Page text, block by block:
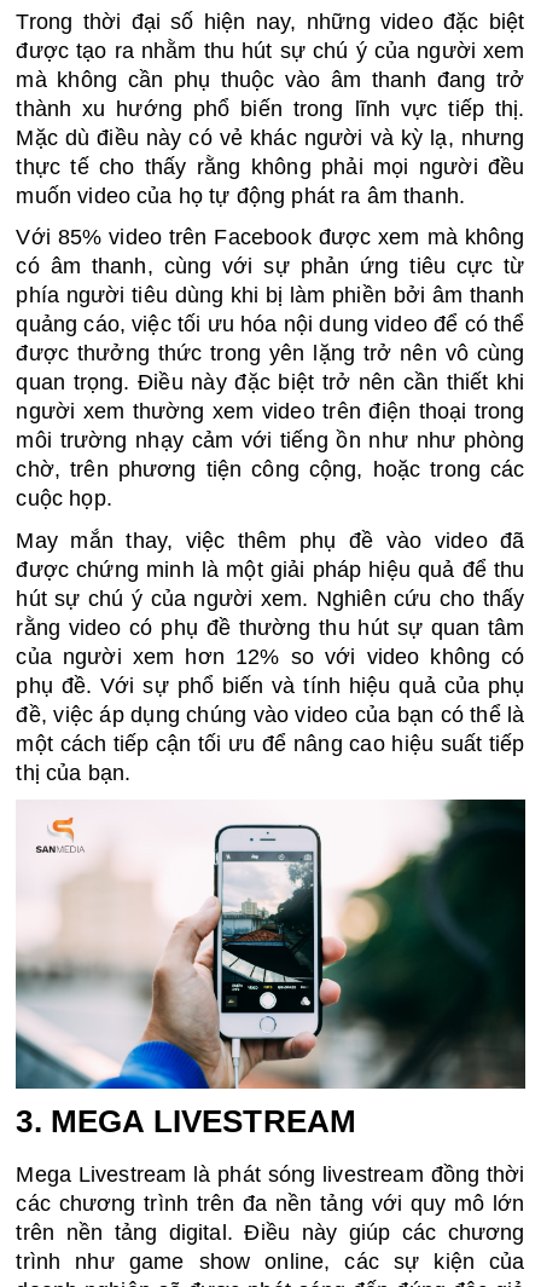
Trong thời đại số hiện nay, những video đặc biệt
được tạo ra nhằm thu hút sự chú ý của người xem
mà không cần phụ thuộc vào âm thanh đang trở
thành xu hướng phổ biến trong lĩnh vực tiếp thị.
Mặc dù điều này có vẻ khác người và kỳ lạ, nhưng
thực tế cho thấy rằng không phải mọi người đều
muốn video của họ tự động phát ra âm thanh.
Với 85% video trên Facebook được xem mà không
có âm thanh, cùng với sự phản ứng tiêu cực từ
phía người tiêu dùng khi bị làm phiền bởi âm thanh
quảng cáo, việc tối ưu hóa nội dung video để có thể
được thưởng thức trong yên lặng trở nên vô cùng
quan trọng. Điều này đặc biệt trở nên cần thiết khi
người xem thường xem video trên điện thoại trong
môi trường nhạy cảm với tiếng ồn như như phòng
chờ, trên phương tiện công cộng, hoặc trong các
cuộc họp.
May mắn thay, việc thêm phụ đề vào video đã
được chứng minh là một giải pháp hiệu quả để thu
hút sự chú ý của người xem. Nghiên cứu cho thấy
rằng video có phụ đề thường thu hút sự quan tâm
của người xem hơn 12% so với video không có
phụ đề. Với sự phổ biến và tính hiệu quả của phụ
đề, việc áp dụng chúng vào video của bạn có thể là
một cách tiếp cận tối ưu để nâng cao hiệu suất tiếp
thị của bạn.
3. MEGA LIVESTREAM
Mega Livestream là phát sóng livestream đồng thời
các chương trình trên đa nền tảng với quy mô lớn
trên nền tảng digital. Điều này giúp các chương
trình như game show online, các sự kiện của